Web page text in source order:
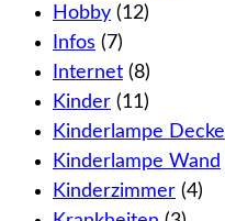
Hobby (12)
Infos (7)
Internet (8)
Kinder (11)
Kinderlampe Decke
Kinderlampe Wand
Kinderzimmer (4)